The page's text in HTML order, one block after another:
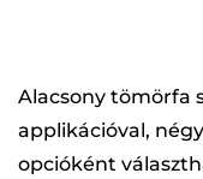
Alacsony tömörfa
applikációval,
opcióként